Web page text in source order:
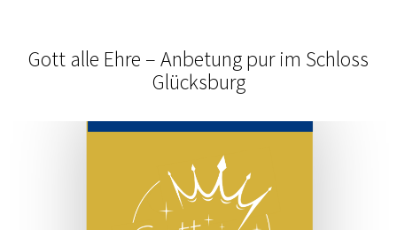
Gott alle Ehre – Anbetung pur im Schloss
Glücksburg